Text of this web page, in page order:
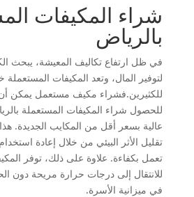
شراء المكيفات
بالرياض
في ظل ارتفاع تكاليف المعيشة، يبحث
لتوفير المال، وتعد المكيفات المستعملة
للكثيرين.فشراء مكيف مستعمل يمكن
للحصول شراء المكيفات المستعملة
عالية بسعر أقل من المكايب الجديدة.
تقليل الأثر البيئي من خلال إعادة
تعمل بكفاءة. علاوة على ذلك، توفر
للانتقال إلى درجات حرارة مريحة دون
في ميزانية الأسرة.